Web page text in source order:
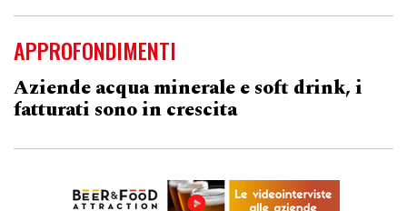
APPROFONDIMENTI
Aziende acqua minerale e soft drink, i
fatturati sono in crescita